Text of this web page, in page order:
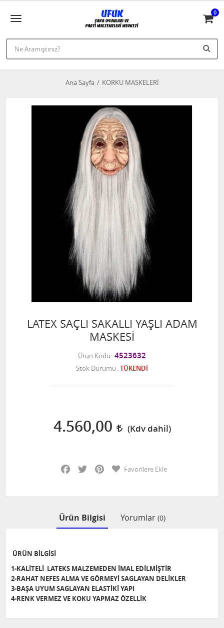
0
Ana Sayfa KORKU MASKELERİ
LATEX SAÇLI SAKALLI YAŞLI ADAM
MASKESİ
Ürün Kodu 4523632
Stok Durumu TÜKENDİ
4.560,00
Facebook
Twitter PinterestFavorilere Ekle
Ürün Bilgisi Yorumlar (0)
ÜRÜN BİLGİSİ
1-KALİTELİ LATEKS MALZEMEDEN İMAL EDİLMİŞTİR
2-RAHAT NEFES ALMA VE GÖRMEYİ SAGLAYAN DELİKLER
3-BAŞA UYUM SAGLAYAN ELASTİKİ YAPI
4-RENK VERMEZ VE KOKU YAPMAZ ÖZELLİK